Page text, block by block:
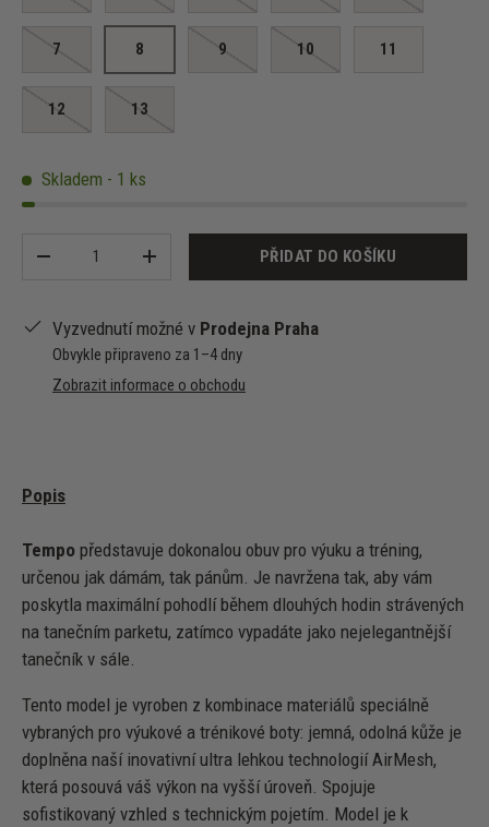
7 8 9 10 11
12 13
Skladem - 1 ks
+ PŘIDAT DO KOŠÍKU
Vyzvednutí možné v Prodejna Praha
Obvykle připraveno za 1–4 dny
Zobrazit informace o obchodu
Popis
Tempo představuje dokonalou obuv pro výuku a tréning,
určenou jak dámám, tak pánům. Je navržena tak, aby vám
poskytla maximální pohodlí během dlouhých hodin strávených
na tanečním parketu, zatímco vypadáte jako nejelegantnější
tanečník v sále.
Tento model je vyroben z kombinace materiálů speciálně
vybraných pro výukové a trénikové boty: jemná, odolná kůže je
doplněna naší inovativní ultra lehkou technologií AirMesh,
která posouvá váš výkon na vyšší úroveň. Spojuje
sofistikovaný vzhled s technickým pojetím. Model je k